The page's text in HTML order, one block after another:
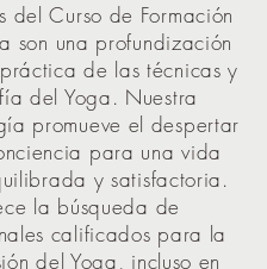
del Curso de Formación
son una profundización
de las técnicas y
del Yoga. Nuestra
promueve el despertar
para una vida
y satisfactoria.
la búsqueda de
calificados para la
del Yoga, incluso en